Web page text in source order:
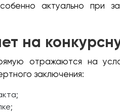
актуально при
на
отражаются на
заключения: